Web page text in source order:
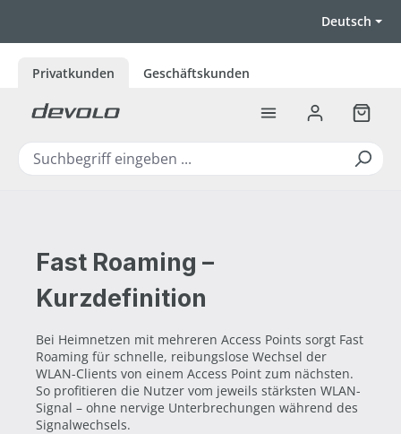
Deutsch
Privatkunden Geschäftskunden
Fast Roaming –
Kurzdefinition
Bei Heimnetzen mit mehreren Access Points sorgt Fast
Roaming für schnelle, reibungslose Wechsel der
WLAN-Clients von einem Access Point zum nächsten.
So profitieren die Nutzer vom jeweils stärksten WLAN-
Signal – ohne nervige Unterbrechungen während des
Signalwechsels.